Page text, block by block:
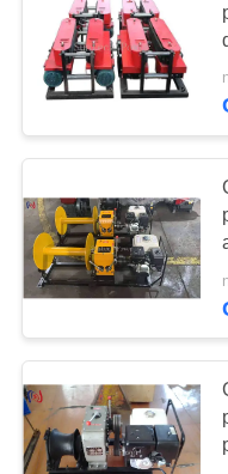
linha de
amarra
OPGW